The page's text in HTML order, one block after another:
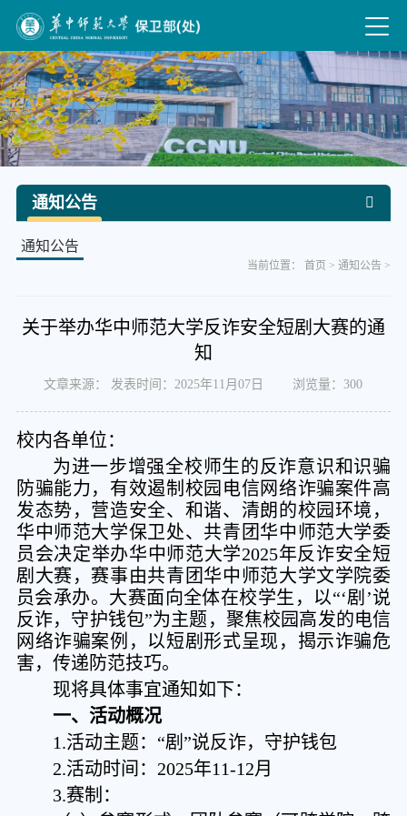
通知公告
通知公告
当前位置：首页 >通知公告 >
关于举办华中师范大学反诈安全短剧大赛的通
知
文章来源： 发表时间：2025年11月07日 浏览量：300
校内各单位：
为进一步增强全校师生的反诈意识和识骗
防骗能力，有效遏制校园电信网络诈骗案件高
发态势，营造安全、和谐、清朗的校园环境，
华中师范大学保卫处、共青团华中师范大学委
员会决定举办华中师范大学2025年反诈安全短
剧大赛，赛事由共青团华中师范大学文学院委
员会承办。大赛面向全体在校学生，以“‘剧’说
反诈，守护钱包”为主题，聚焦校园高发的电信
网络诈骗案例，以短剧形式呈现，揭示诈骗危
害，传递防范技巧。
现将具体事宜通知如下：
一、活动概况
1.活动主题：“剧”说反诈，守护钱包
2.活动时间：2025年11-12月
3.赛制：